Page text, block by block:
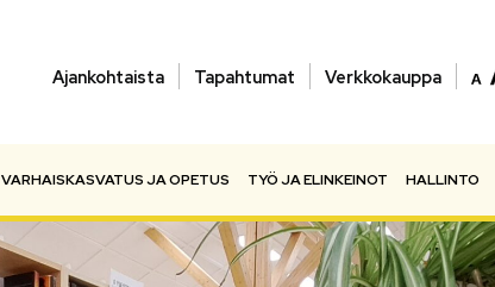
Ajankohtaista Tapahtumat Verkkokauppa
VARHAISKASVATUS JA OPETUS TYÖ JA ELINKEINOT HALLINTO